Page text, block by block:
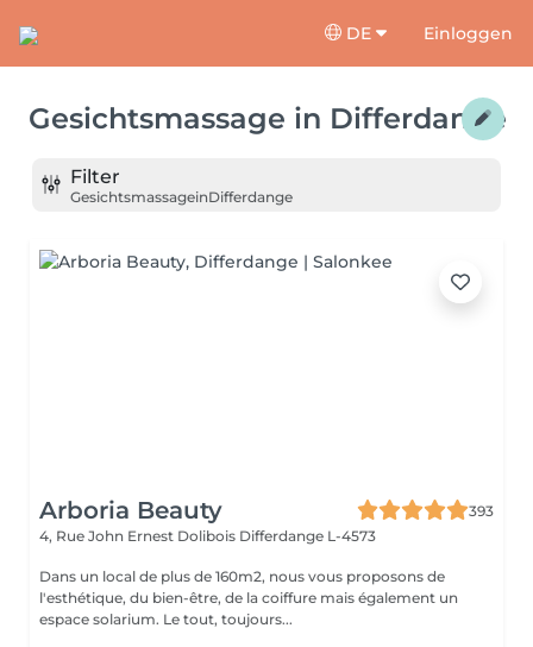
DE Einloggen
Gesichtsmassage in Differdange
Filter
GesichtsmassageinDifferdange
Arboria Beauty
393
4, Rue John Ernest Dolibois Differdange L-4573
Dans un local de plus de 160m2, nous vous proposons de
l'esthétique, du bien-être, de la coiffure mais également un
espace solarium. Le tout, toujours...